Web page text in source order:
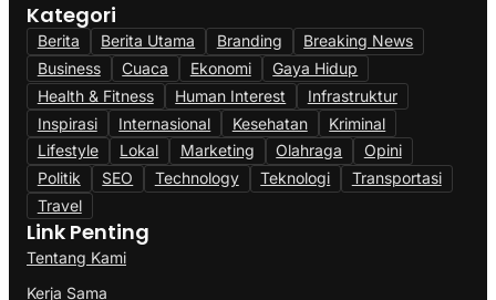
Kategori
Berita Berita Utama Branding
Breaking News
Business
Cuaca Ekonomi
Gaya Hidup
Health & Fitness
Human Interest
Infrastruktur
Inspirasi
Internasional Kesehatan
Kriminal
Lifestyle
Lokal Marketing Olahraga
Opini
Politik
SEO Technology Teknologi
Transportasi
Travel
Link Penting
Tentang Kami
Kerja Sama